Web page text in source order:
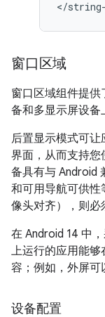
窗口区域
窗口区域组件提
备和多显示屏设备
后置显示模式可
界面，从而支持
备具有与 Android
和可用导航可供
像头对齐），则必
在 Android 14 中
上运行的应用能够
容；例如，外屏可
设备配置